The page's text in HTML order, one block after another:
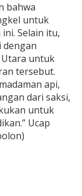
bahwa
untuk
Selain itu,
dengan
untuk
tersebut.
api,
dari saksi,
untuk
Ucap